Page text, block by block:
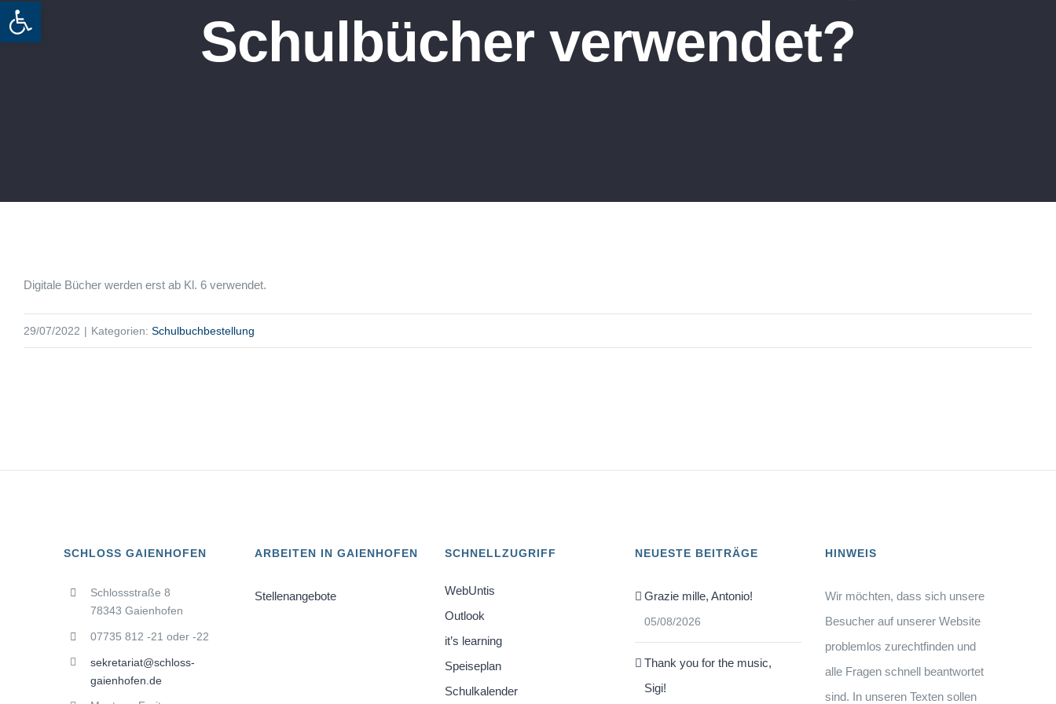
Schulbücher verwendet?
Digitale Bücher werden erst ab Kl. 6 verwendet.
29/07/2022 | Kategorien: Schulbuchbestellung
SCHLOSS GAIENHOFEN
Schlossstraße 8
78343 Gaienhofen
07735 812 -21 oder -22
sekretariat@schloss-
gaienhofen.de
ARBEITEN IN GAIENHOFEN
Stellenangebote
SCHNELLZUGRIFF
WebUntis
Outlook
it’s learning
Speiseplan
Schulkalender
NEUESTE BEITRÄGE
Grazie mille, Antonio!
05/08/2026
Thank you for the music,
Sigi!
HINWEIS
Wir möchten, dass sich unsere
Besucher auf unserer Website
problemlos zurechtfinden und
alle Fragen schnell beantwortet
sind. In unseren Texten sollen
Werkzeugleiste öffnen